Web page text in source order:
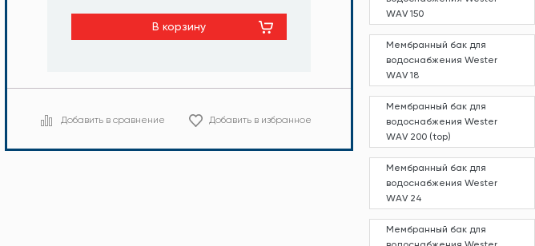
В корзину
Добавить в сравнение Добавить в избранное
WAV 150
Мембранный бак для
водоснабжения Wester
WAV 18
Мембранный бак для
водоснабжения Wester
WAV 200 (top)
Мембранный бак для
водоснабжения Wester
WAV 24
Мембранный бак для